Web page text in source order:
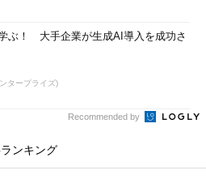
ぶ！ 大手企業が生成AI導入を成功さ
タープライズ)
Recommended by
ンキング